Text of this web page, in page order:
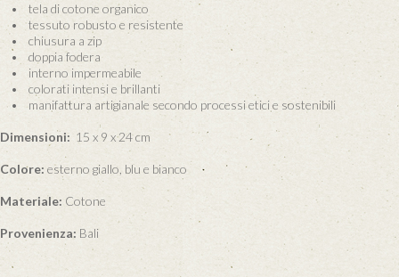
• tela di cotone organico
• tessuto robusto e resistente
• chiusura a zip
• doppia fodera
• interno impermeabile
• colorati intensi e brillanti
• manifattura artigianale secondo processi etici e sostenibili
Dimensioni: 15 x 9 x 24 cm
Colore: esterno giallo, blu e bianco
Materiale: Cotone
Provenienza: Bali